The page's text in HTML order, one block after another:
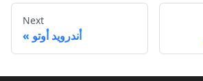
Next
أندرويد أوتو